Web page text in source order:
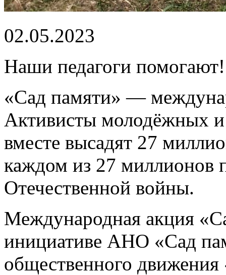
02.05.2023
Наши педагоги помогают!
«Сад памяти» —
Активисты молодёжных и
вместе высадят 27
каждом из 27 миллионов
Отечественной войны.
Международная акция
инициативе АНО «Сад
общественного